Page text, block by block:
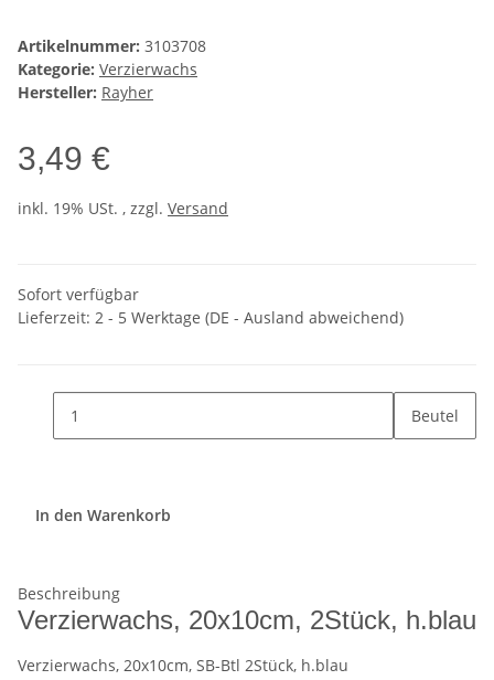
Artikelnummer: 3103708
Kategorie: Verzierwachs
Hersteller: Rayher
3,49 €
inkl. 19% USt. , zzgl. Versand
Sofort verfügbar
Lieferzeit: 2 - 5 Werktage (DE - Ausland abweichend)
Beutel
In den Warenkorb
Beschreibung
Verzierwachs, 20x10cm, 2Stück, h.blau
Verzierwachs, 20x10cm, SB-Btl 2Stück, h.blau